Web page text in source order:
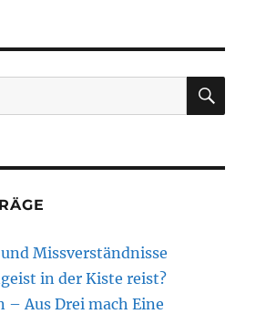
Missverständnisse
in der Kiste reist?
– Aus Drei mach Eine